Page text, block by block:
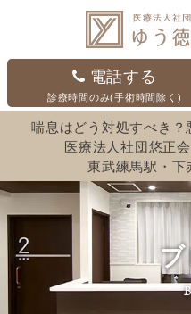
電話する
診療時間のみ(手術時間除く)
喘息はどう対処すべき？
医療法人社団悠正
東武練馬駅・下